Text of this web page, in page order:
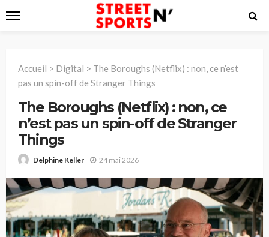
Accueil > Digital > The Boroughs (Netflix) : non, ce n’est
pas un spin-off de Stranger Things
The Boroughs (Netflix) : non, ce
n’est pas un spin-off de Stranger
Things
Delphine Keller 24 mai 2026